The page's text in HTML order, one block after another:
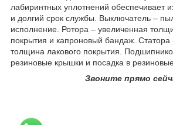
лабиринтных уплотнений обеспечивает
и долгий срок службы. Выключатель –
исполнение. Ротора – увеличенная
покрытия и капроновый бандаж. Статора
толщина лакового покрытия.
резиновые крышки и посадка в
Звоните прямо